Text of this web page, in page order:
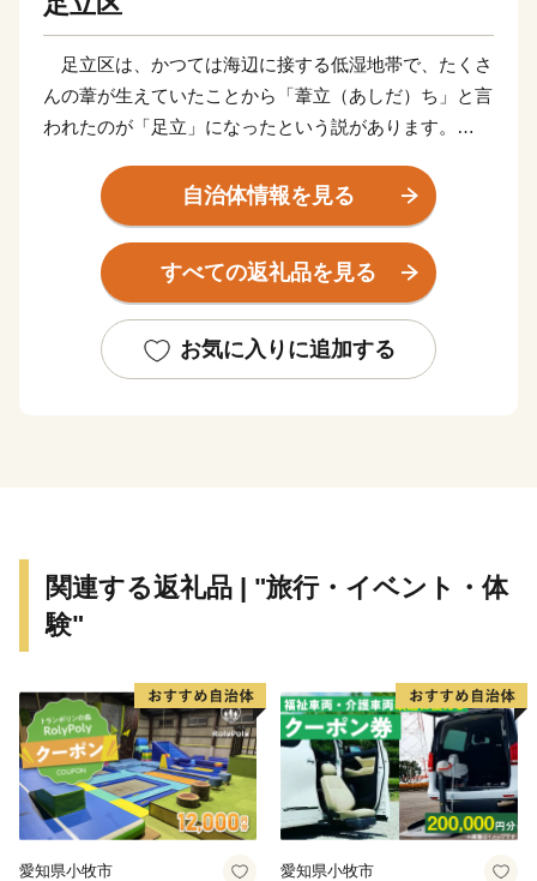
足立区は、かつては海辺に接する低湿地帯で、たくさ
んの葦が生えていたことから「葦立（あしだ）ち」と言
われたのが「足立」になったという説があります。
街道第一の宿場として「千住宿」が設けられ、松尾芭蕉
の「『奥の細道』旅立ちの地」にもなった「千住」から
でした。明治以降は、軽工業・重化学工業がさかんにな
り、鉄道の開通とともに人口も増加していきました。
どの下町情緒を残す一方で、6つの大学が集中し、若者
や女性に人気の店や、古民家をリノベーションした個性
区では、寄附の際に使い道を選び、皆さんの思いを区
す。皆さんのふるさとである足立区への大切な想いを形
にしませんか。
自治体情報を見る
すべての返礼品を見る
お気に入りに追加する
関連する返礼品 | "旅行・イベント・体
験"
愛知県小牧市 愛知県小牧市